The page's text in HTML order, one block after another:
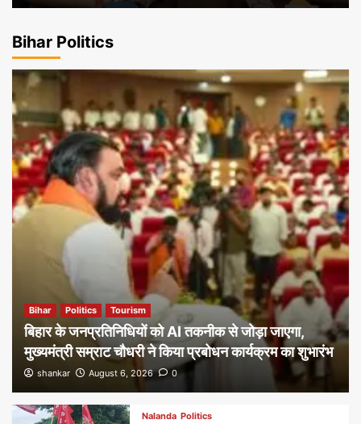
Bihar Politics
Bihar Politics Tourism
बिहार के जनप्रतिनिधियों को AI तकनीक से जोड़ा जाएगा,
मुख्यमंत्री सम्राट चौधरी ने किया प्रबोधन कार्यक्रम का शुभारंभ
shankar August 6, 2026 0
Nalanda Politics